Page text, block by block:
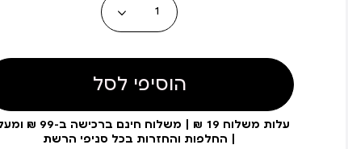
הוסיפי לסל
עלות משלוח 19 ₪ | משלוח חינם
| החלפות והחזרות בכל סניפי הרשת